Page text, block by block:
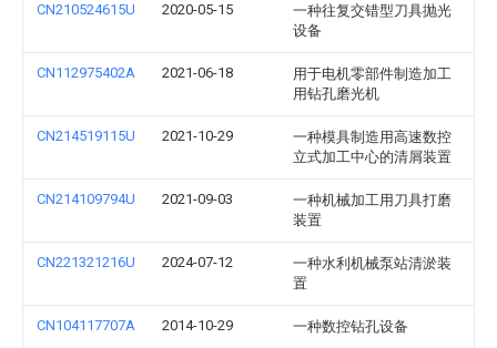
CN210524615U 2020-05-15
一种往复交错型刀具抛光
设备
CN112975402A 2021-06-18
用于电机零部件制造加工
用钻孔磨光机
CN214519115U 2021-10-29
一种模具制造用高速数控
立式加工中心的清屑装置
CN214109794U 2021-09-03
一种机械加工用刀具打磨
装置
CN221321216U 2024-07-12
一种水利机械泵站清淤装
置
CN104117707A 2014-10-29 一种数控钻孔设备